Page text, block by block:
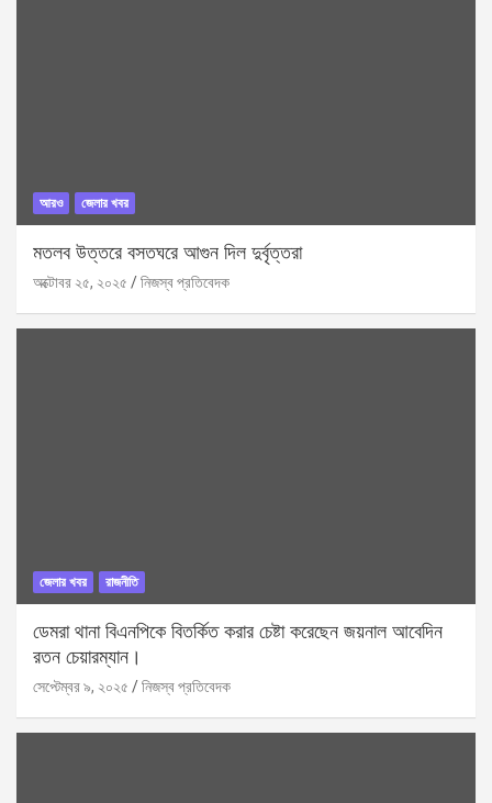
আরও জেলার খবর
মতলব উত্তরে বসতঘরে আগুন দিল দুর্বৃত্তরা
অক্টোবর ২৫, ২০২৫ নিজস্ব প্রতিবেদক
জেলার খবর রাজনীতি
ডেমরা থানা বিএনপিকে বিতর্কিত করার চেষ্টা করেছেন জয়নাল আবেদিন
রতন চেয়ারম্যান।
সেপ্টেম্বর ৯, ২০২৫ নিজস্ব প্রতিবেদক